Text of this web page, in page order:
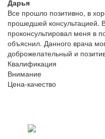
Дарья
Все прошло позитивно, в
прошедшей консультацией.
проконсультировал меня в
объяснил. Данного врача
доброжелательный и
Квалификация
Внимание
Цена-качество